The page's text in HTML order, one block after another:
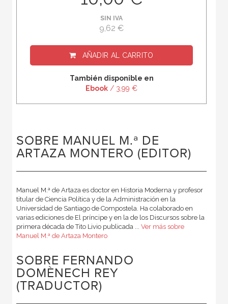
SIN IVA
9,62 €
AÑADIR AL CARRITO
También disponible en
Ebook / 3,99 €
SOBRE MANUEL M.ª DE
ARTAZA MONTERO (EDITOR)
Manuel M.ª de Artaza es doctor en Historia Moderna y profesor
titular de Ciencia Política y de la Administración en la
Universidad de Santiago de Compostela. Ha colaborado en
varias ediciones de El príncipe y en la de los Discursos sobre la
primera década de Tito Livio publicada ... Ver más sobre
Manuel M.ª de Artaza Montero
SOBRE FERNANDO
DOMÈNECH REY
(TRADUCTOR)